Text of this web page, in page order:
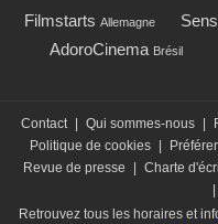
Filmstarts Allemagne
AdoroCinema Brésil
Contact Qui sommes-nous
Politique de cookies
Revue de presse
Charte
Retrouvez tous les horaires et